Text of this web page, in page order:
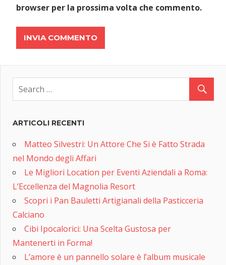
browser per la prossima volta che commento.
ARTICOLI RECENTI
Matteo Silvestri: Un Attore Che Si è Fatto Strada
nel Mondo degli Affari
Le Migliori Location per Eventi Aziendali a Roma:
L’Eccellenza del Magnolia Resort
Scopri i Pan Bauletti Artigianali della Pasticceria
Calciano
Cibi Ipocalorici: Una Scelta Gustosa per
Mantenerti in Forma!
L’amore è un pannello solare è l’album musicale